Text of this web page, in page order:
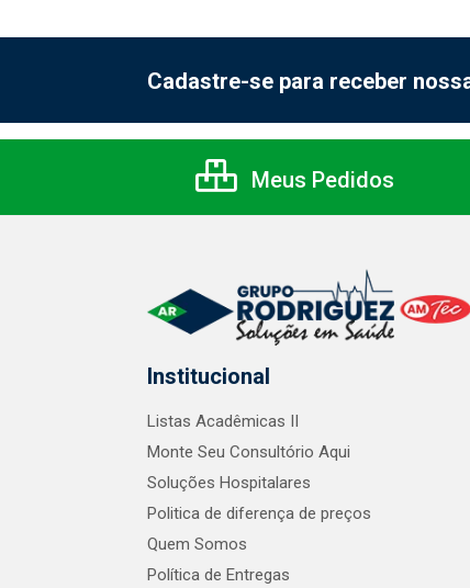
Cadastre-se para receber
Meus Pedidos
Institucional
Listas Acadêmicas II
Monte Seu Consultório Aqui
Soluções Hospitalares
Politica de diferença de preços
Quem Somos
Política de Entregas